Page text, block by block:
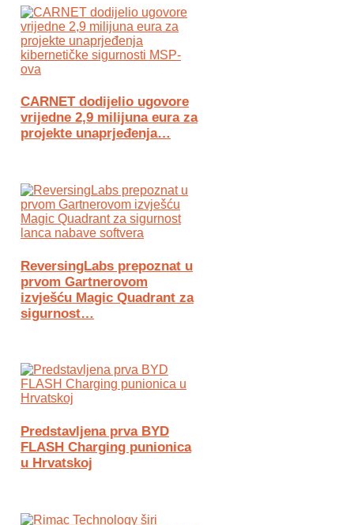
CARNET dodijelio ugovore
vrijedne 2,9 milijuna eura za
projekte unaprjeđenja…
ReversingLabs prepoznat u
prvom Gartnerovom
izvješću Magic Quadrant za
sigurnost…
Predstavljena prva BYD
FLASH Charging punionica
u Hrvatskoj